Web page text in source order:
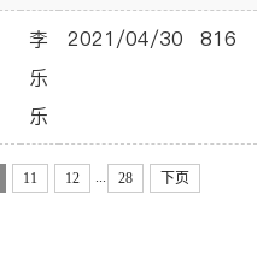
李
乐
乐
2021/04/30 816
11 12 28 下页